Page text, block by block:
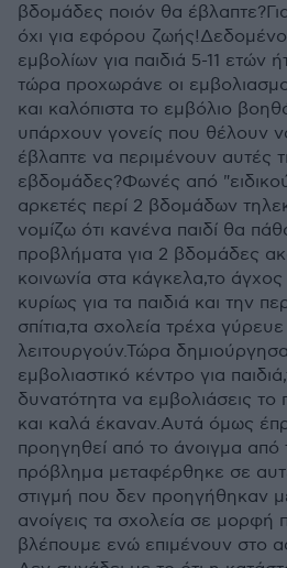
βδομάδες ποιόν θα
όχι για εφόρου
εμβολίων για παιδιά 5-11 ετών
τώρα προχωράνε οι
και καλόπιστα το εμβόλιο
υπάρχουν γονείς που θέλουν
έβλαπτε να περιμένουν αυτές
εβδομάδες?Φωνές από
αρκετές περί 2 βδομάδων
νομίζω ότι κανένα παιδί θα
προβλήματα για 2 βδομάδες
κοινωνία στα κάγκελα,το
κυρίως για τα παιδιά και την
σπίτια,τα σχολεία τρέχα
λειτουργούν.Τώρα
εμβολιαστικό κέντρο για
δυνατότητα να εμβολιάσεις το
και καλά έκαναν.Αυτά όμως
προηγηθεί από το άνοιγμα από
πρόβλημα μεταφέρθηκε σε
στιγμή που δεν προηγήθηκαν
ανοίγεις τα σχολεία σε μορφή
βλέπουμε ενώ επιμένουν στο